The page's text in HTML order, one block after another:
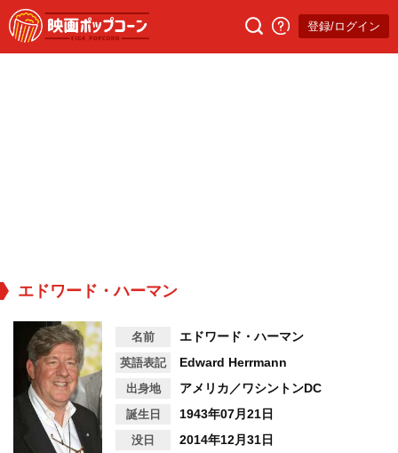
登録/ログイン
エドワード・ハーマン
名前 エドワード・ハーマン
英語表記 Edward Herrmann
出身地 アメリカ／ワシントンDC
誕生日 1943年07月21日
没日 2014年12月31日